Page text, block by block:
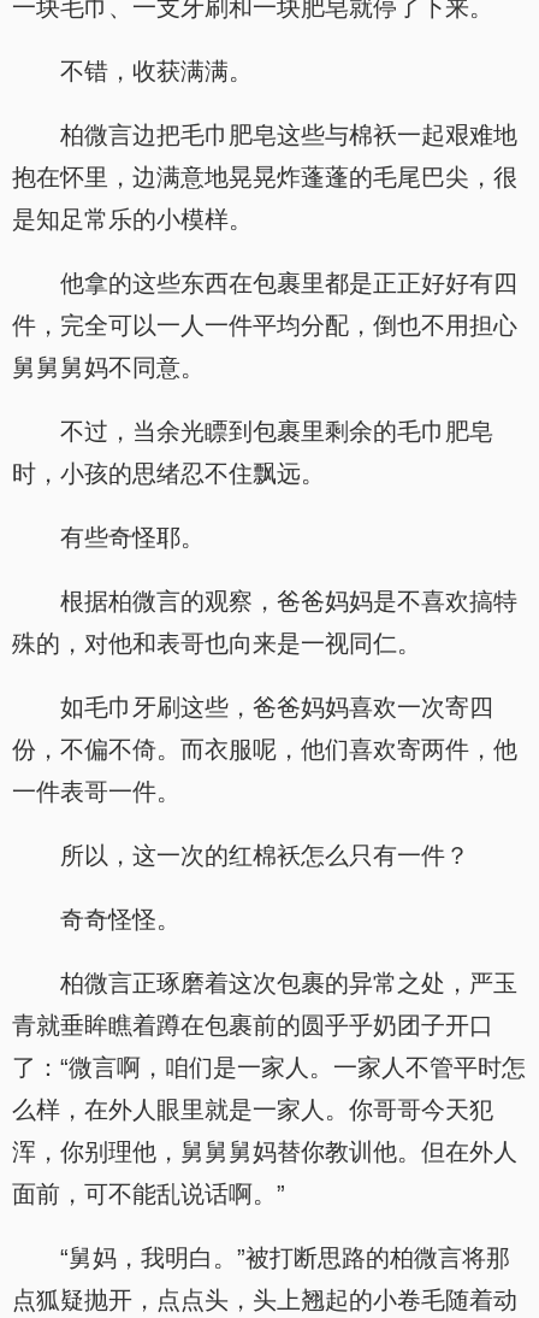
一块毛巾、一支牙刷和一块肥皂就停了下来。
不错，收获满满。
柏微言边把毛巾肥皂这些与棉袄一起艰难地
抱在怀里，边满意地晃晃炸蓬蓬的毛尾巴尖，很
是知足常乐的小模样。
他拿的这些东西在包裹里都是正正好好有四
件，完全可以一人一件平均分配，倒也不用担心
舅舅舅妈不同意。
不过，当余光瞟到包裹里剩余的毛巾肥皂
时，小孩的思绪忍不住飘远。
有些奇怪耶。
根据柏微言的观察，爸爸妈妈是不喜欢搞特
殊的，对他和表哥也向来是一视同仁。
如毛巾牙刷这些，爸爸妈妈喜欢一次寄四
份，不偏不倚。而衣服呢，他们喜欢寄两件，他
一件表哥一件。
所以，这一次的红棉袄怎么只有一件？
奇奇怪怪。
柏微言正琢磨着这次包裹的异常之处，严玉
青就垂眸瞧着蹲在包裹前的圆乎乎奶团子开口
了：“微言啊，咱们是一家人。一家人不管平时怎
么样，在外人眼里就是一家人。你哥哥今天犯
浑，你别理他，舅舅舅妈替你教训他。但在外人
面前，可不能乱说话啊。”
“舅妈，我明白。”被打断思路的柏微言将那
点狐疑抛开，点点头，头上翘起的小卷毛随着动